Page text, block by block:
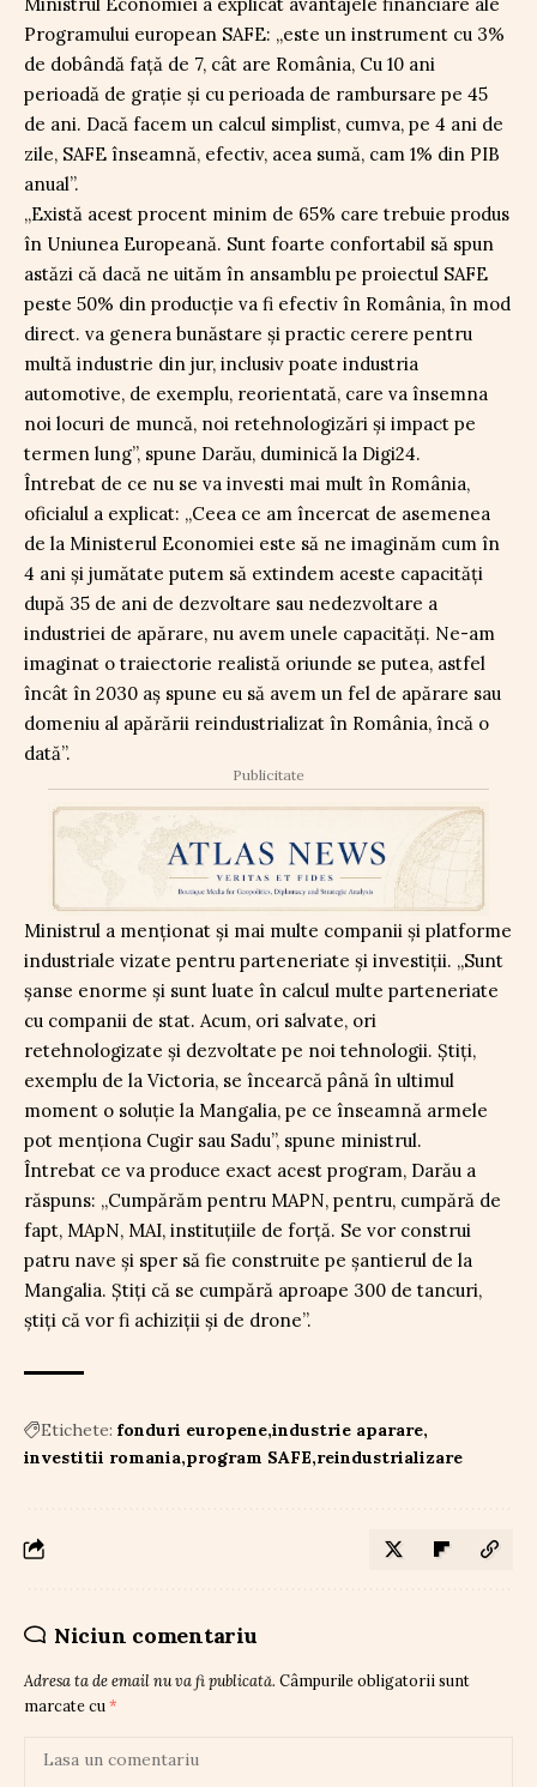
Programului european SAFE: „este un instrument cu 3%
de dobândă față de 7, cât are România, Cu 10 ani
perioadă de grație și cu perioada de rambursare pe 45
de ani. Dacă facem un calcul simplist, cumva, pe 4 ani de
zile, SAFE înseamnă, efectiv, acea sumă, cam 1% din PIB
anual”.
„Există acest procent minim de 65% care trebuie produs
în Uniunea Europeană. Sunt foarte confortabil să spun
astăzi că dacă ne uităm în ansamblu pe proiectul SAFE
peste 50% din producție va fi efectiv în România, în mod
direct. va genera bunăstare și practic cerere pentru
multă industrie din jur, inclusiv poate industria
automotive, de exemplu, reorientată, care va însemna
noi locuri de muncă, noi retehnologizări și impact pe
termen lung”, spune Darău, duminică la Digi24.
Întrebat de ce nu se va investi mai mult în România,
oficialul a explicat: „Ceea ce am încercat de asemenea
de la Ministerul Economiei este să ne imaginăm cum în
4 ani și jumătate putem să extindem aceste capacități
după 35 de ani de dezvoltare sau nedezvoltare a
industriei de apărare, nu avem unele capacități. Ne-am
imaginat o traiectorie realistă oriunde se putea, astfel
încât în 2030 aș spune eu să avem un fel de apărare sau
domeniu al apărării reindustrializat în România, încă o
dată”.
Publicitate
Ministrul a menționat și mai multe companii și platforme
industriale vizate pentru parteneriate și investiții. „Sunt
șanse enorme și sunt luate în calcul multe parteneriate
cu companii de stat. Acum, ori salvate, ori
retehnologizate și dezvoltate pe noi tehnologii. Știți,
exemplu de la Victoria, se încearcă până în ultimul
moment o soluție la Mangalia, pe ce înseamnă armele
pot menționa Cugir sau Sadu”, spune ministrul.
Întrebat ce va produce exact acest program, Darău a
răspuns: „Cumpărăm pentru MAPN, pentru, cumpără de
fapt, MApN, MAI, instituțiile de forță. Se vor construi
patru nave și sper să fie construite pe șantierul de la
Mangalia. Știți că se cumpără aproape 300 de tancuri,
știți că vor fi achiziții și de drone”.
Etichete: fonduri europene industrie aparare
investitii romania program SAFE reindustrializare
Niciun comentariu
Adresa ta de email nu va fi publicată. Câmpurile obligatorii sunt
marcate cu *